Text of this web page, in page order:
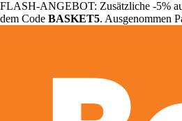
FLASH-ANGEBOT: Zusätzliche -5%
dem Code BASKET5. Ausgenommen